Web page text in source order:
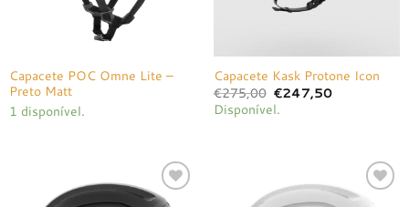
Capacete POC Omne Lite –
Preto Matt
1 disponível.
Capacete Kask Protone Icon
€275,00 O
preço
original
€247,50O
Disponível.
Adicionar
Adicionar